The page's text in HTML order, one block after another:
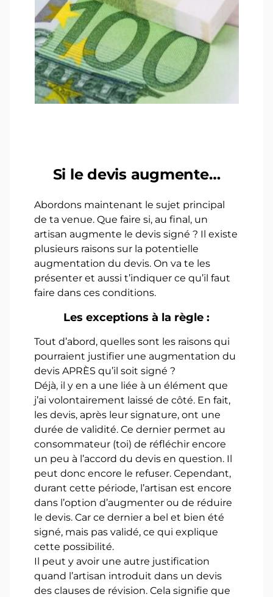
Si le devis augmente…
Abordons maintenant le sujet principal
de ta venue. Que faire si, au final, un
artisan augmente le devis signé ? Il existe
plusieurs raisons sur la potentielle
augmentation du devis. On va te les
présenter et aussi t’indiquer ce qu’il faut
faire dans ces conditions.
Les exceptions à la règle :
Tout d’abord, quelles sont les raisons qui
pourraient justifier une augmentation du
devis APRÈS qu’il soit signé ?
Déjà, il y en a une liée à un élément que
j’ai volontairement laissé de côté. En fait,
les devis, après leur signature, ont une
durée de validité. Ce dernier permet au
consommateur (toi) de réfléchir encore
un peu à l’accord du devis en question. Il
peut donc encore le refuser. Cependant,
durant cette période, l’artisan est encore
dans l’option d’augmenter ou de réduire
le devis. Car ce dernier a bel et bien été
signé, mais pas validé, ce qui explique
cette possibilité.
Il peut y avoir une autre justification
quand l’artisan introduit dans un devis
des clauses de révision. Cela signifie que